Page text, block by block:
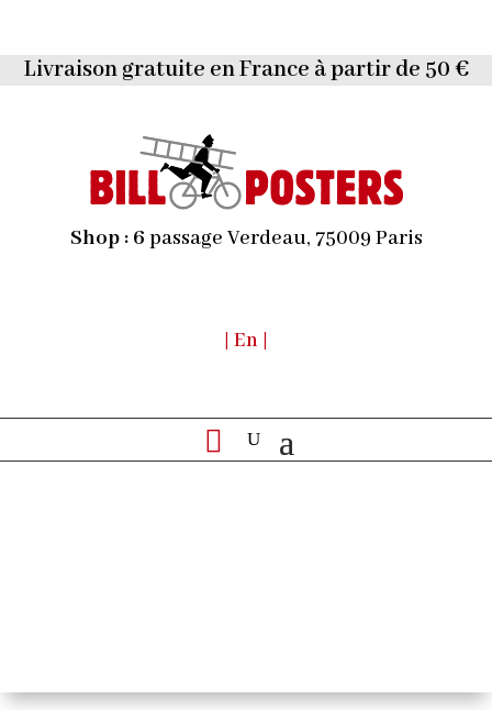
Livraison gratuite en France à partir de 50 €
Shop : 6 passage Verdeau, 75009 Paris
| En |